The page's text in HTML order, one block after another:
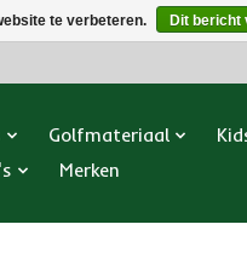
Golfmateriaal
Merken
te verbeteren. Dit bericht